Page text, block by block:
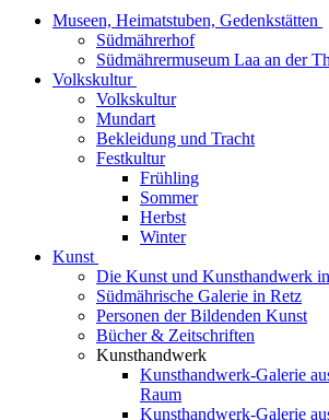
Museen, Heimatstuben, Gedenkstätten
Südmährerhof
Südmährermuseum Laa an der
Volkskultur
Volkskultur
Mundart
Bekleidung und Tracht
Festkultur
Frühling
Sommer
Herbst
Winter
Kunst
Die Kunst und Kunsthandwerk
Südmährische Galerie in Retz
Personen der Bildenden Kunst
Bücher & Zeitschriften
Kunsthandwerk
Kunsthandwerk-Galerie
Raum
Kunsthandwerk-Galerie